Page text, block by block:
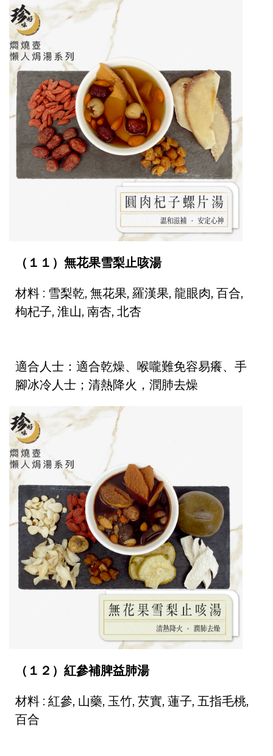
（１１）無花果雪梨止咳湯
材料 : 雪梨乾, 無花果, 羅漢果, 龍眼肉, 百合,
枸杞子, 淮山, 南杏, 北杏
適合人士：適合乾燥、喉嚨難免容易癢、手
腳冰冷人士；清熱降火，潤肺去燥
（１２）紅參補脾益肺湯
材料 : 紅參, 山藥, 玉竹, 芡實, 蓮子, 五指毛桃,
百合